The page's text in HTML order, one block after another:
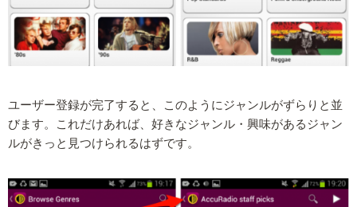
ユーザー登録が完了すると、このようにジャンルがずらりと並
びます。これだけあれば、好きなジャンル・興味があるジャン
ルがきっと見つけられるはずです。